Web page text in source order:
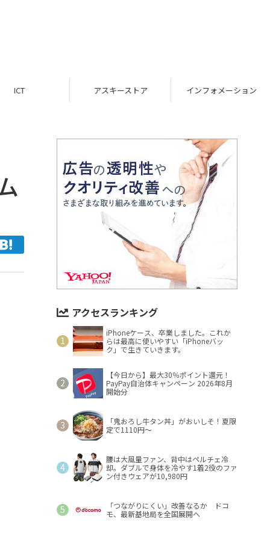
ICT アスキーストア インフォメーション
アクセスランキング
iPhoneケース、卒業しました。これか
らは最高に使いやすい「iPhoneバッ
ク」で生きていきます。
【今日から】最大30％ポイント還元！
PayPay自治体キャンペーン 2026年8月
開始分
「鬼おろし牛タン丼」がおいしそ！夏限
定で1110円～
腰は大風量ファン、背中はペルチェ冷
却。ダブルで身体を冷やす1着2役のファ
ン付きウェアが10,980円
「つながりにくい」改善なるか ドコ
モ、最新基地局を全国展開へ